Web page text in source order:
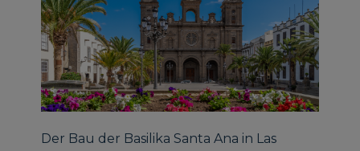
Der Bau der Basilika Santa Ana in Las